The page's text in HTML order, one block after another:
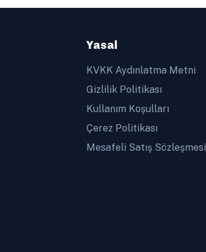
Yasal
KVKK Aydınlatma Metni
Gizlilik Politikası
Kullanım Koşulları
Çerez Politikası
Mesafeli Satış Sözleşmesi